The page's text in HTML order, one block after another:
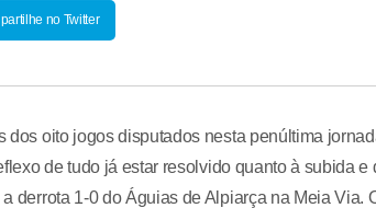
partilhe no Twitter
dos oito jogos disputados nesta penúltima
de tudo já estar resolvido quanto à subida
derrota 1-0 do Águias de Alpiarça na Meia Via.